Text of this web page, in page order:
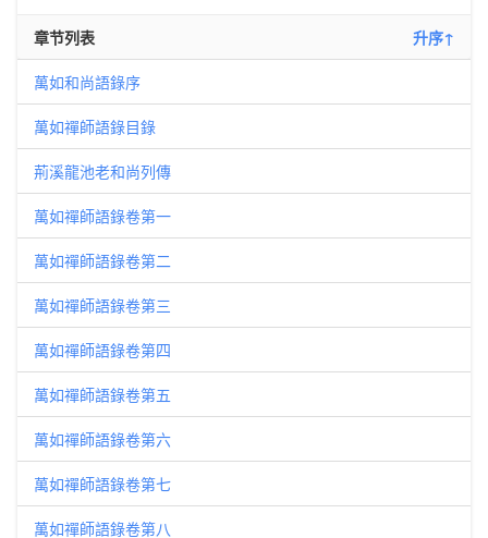
章节列表 升序↑
萬如和尚語錄序
萬如禪師語錄目錄
荊溪龍池老和尚列傳
萬如禪師語錄卷第一
萬如禪師語錄卷第二
萬如禪師語錄卷第三
萬如禪師語錄卷第四
萬如禪師語錄卷第五
萬如禪師語錄卷第六
萬如禪師語錄卷第七
萬如禪師語錄卷第八